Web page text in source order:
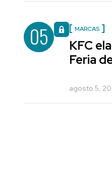
05 MARCAS
KFC
Feria
agosto 5,